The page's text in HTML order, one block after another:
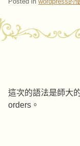
這次的語法是師大
orders。